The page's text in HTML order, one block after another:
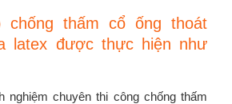
chống thấm cổ ống thoát
latex được thực hiện như
nghiệm chuyên thi công chống thấm